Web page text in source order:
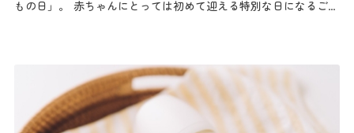
もの日」。 赤ちゃんにとっては初めて迎える特別な日になるご家
…